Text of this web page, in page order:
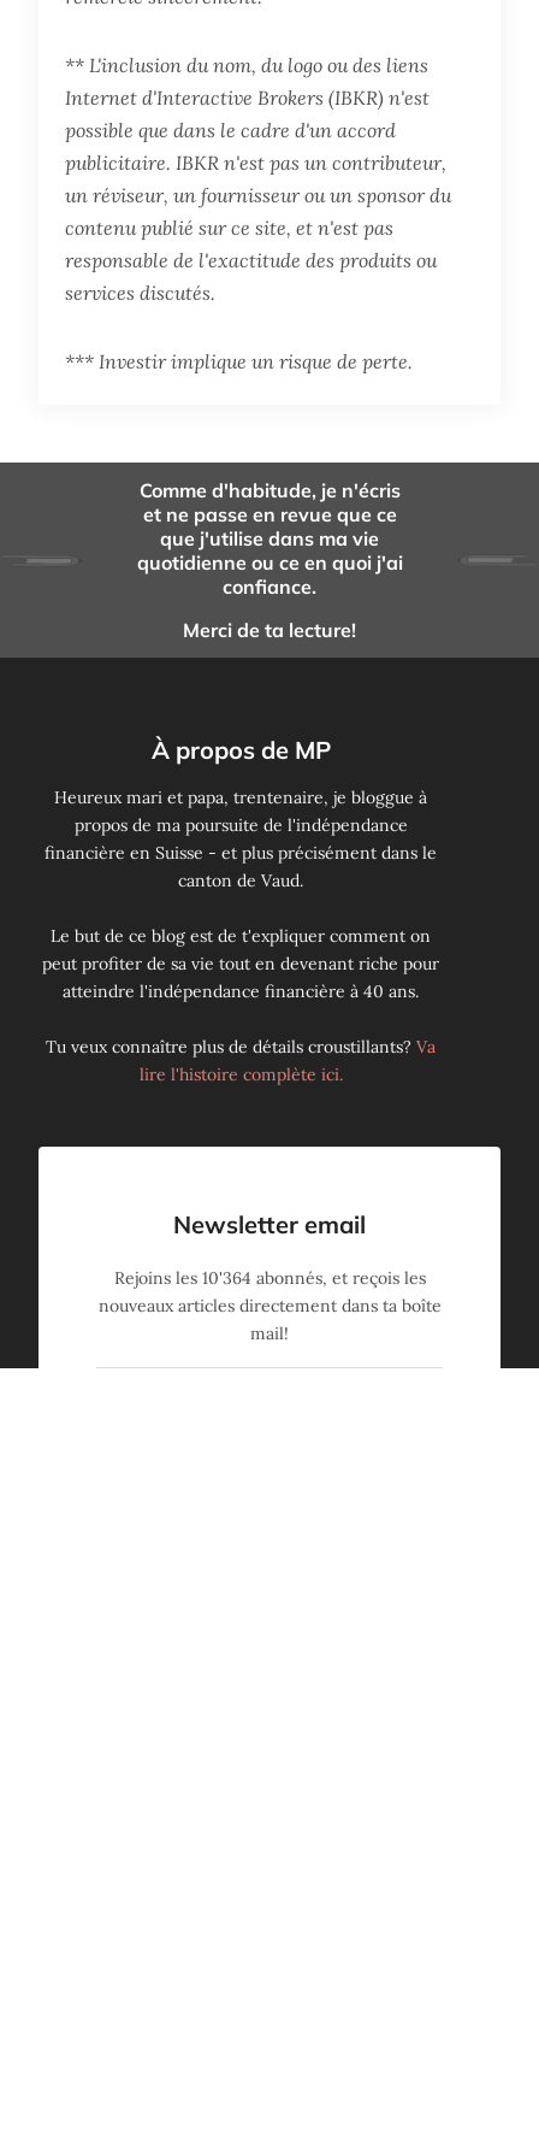
** L'inclusion du nom, du logo ou des liens
Internet d'Interactive Brokers (IBKR) n'est
possible que dans le cadre d'un accord
publicitaire. IBKR n'est pas un contributeur,
un réviseur, un fournisseur ou un sponsor du
contenu publié sur ce site, et n'est pas
responsable de l'exactitude des produits ou
services discutés.
*** Investir implique un risque de perte.
Comme d'habitude, je n'écris
et ne passe en revue que ce
que j'utilise dans ma vie
quotidienne ou ce en quoi j'ai
confiance.
Merci de ta lecture!
À propos de MP
Heureux mari et papa, trentenaire, je bloggue à
propos de ma poursuite de l'indépendance
financière en Suisse - et plus précisément dans le
canton de Vaud.
Le but de ce blog est de t'expliquer comment on
peut profiter de sa vie tout en devenant riche pour
atteindre l'indépendance financière à 40 ans.
Tu veux connaître plus de détails croustillants? Va
lire l'histoire complète ici.
Newsletter email
Rejoins les 10'364 abonnés, et reçois les
nouveaux articles directement dans ta boîte
mail!